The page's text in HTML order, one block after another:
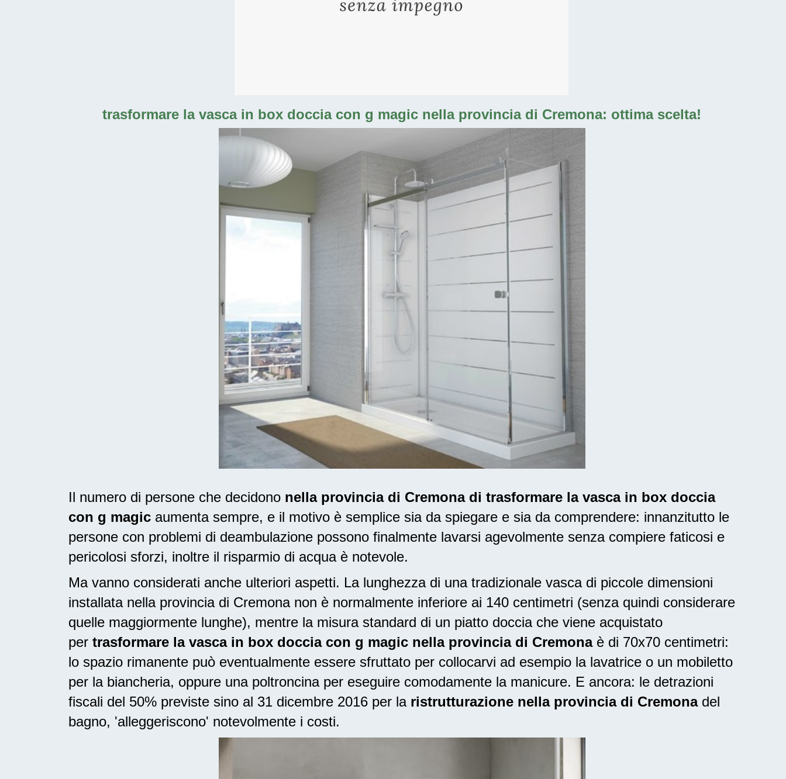
trasformare la vasca in box doccia con g magic nella provincia di Cremona: ottima scelta!
Il numero di persone che decidono nella provincia di Cremona di trasformare la vasca in box doccia
con g magic aumenta sempre, e il motivo è semplice sia da spiegare e sia da comprendere: innanzitutto le
persone con problemi di deambulazione possono finalmente lavarsi agevolmente senza compiere faticosi e
pericolosi sforzi, inoltre il risparmio di acqua è notevole.
Ma vanno considerati anche ulteriori aspetti. La lunghezza di una tradizionale vasca di piccole dimensioni
installata nella provincia di Cremona non è normalmente inferiore ai 140 centimetri (senza quindi considerare
quelle maggiormente lunghe), mentre la misura standard di un piatto doccia che viene acquistato
per trasformare la vasca in box doccia con g magic nella provincia di Cremonaè di 70x70 centimetri:
lo spazio rimanente può eventualmente essere sfruttato per collocarvi ad esempio la lavatrice o un mobiletto
per la biancheria, oppure una poltroncina per eseguire comodamente la manicure. E ancora: le detrazioni
fiscali del 50% previste sino al 31 dicembre 2016 per la ristrutturazione nella provincia di Cremonadel
bagno, 'alleggeriscono' notevolmente i costi.